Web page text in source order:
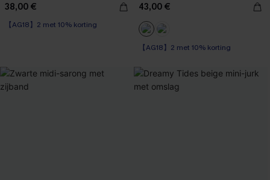
38,00 €
【AG18】2 met 10% korting
43,00 €
【AG18】2 met 10% korting